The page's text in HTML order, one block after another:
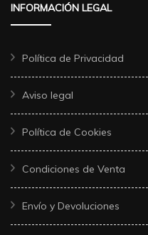
INFORMACIÓN LEGAL
Política de Privacidad
Aviso legal
Política de Cookies
Condiciones de Venta
Envío y Devoluciones